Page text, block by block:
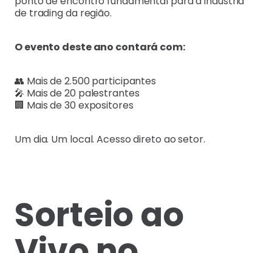
de trading da região.
O evento deste ano contará com:
👥 Mais de 2.500 participantes
🎤 Mais de 20 palestrantes
🏢 Mais de 30 expositores
Um dia. Um local. Acesso direto ao setor.
Sorteio ao